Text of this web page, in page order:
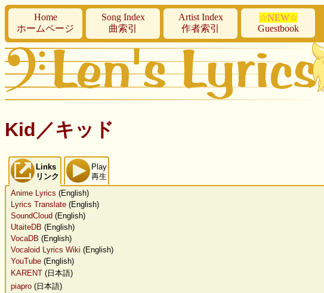
Home
ホームページ
Song Index
曲索引
Artist Index
作者索引
☆NEW☆
Guestbook
Kid／キッド
Links
リンク
Play
再生
Anime Lyrics (English)
Lyrics Translate (English)
SoundCloud (English)
UtaiteDB (English)
VocaDB (English)
Vocaloid Lyrics Wiki (English)
YouTube (English)
KARENT (日本語)
piapro (日本語)